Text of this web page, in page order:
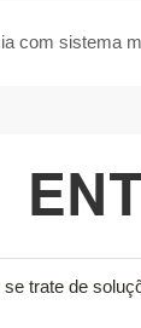
com sistema
se trate de